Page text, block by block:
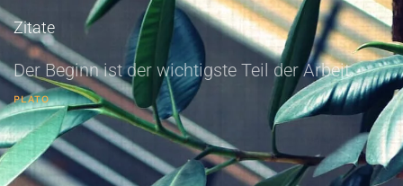
Zitate
Der Beginn ist der wichtigste Teil der Arbeit.
PLATO